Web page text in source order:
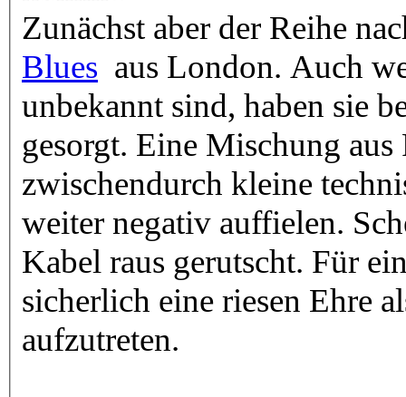
Zunächst aber der Reihe
Blues aus London. Auch
unbekannt sind, haben sie
gesorgt. Eine Mischung
zwischendurch kleine
weiter negativ auffielen.
Kabel raus gerutscht. Für
sicherlich eine riesen Ehre
aufzutreten.